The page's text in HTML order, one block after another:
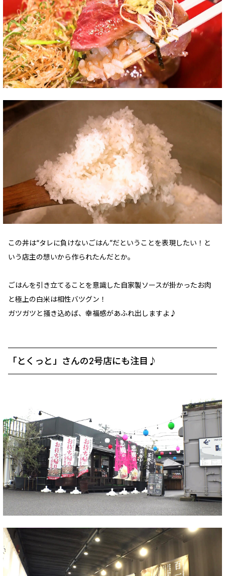
この丼は“タレに負けないごはん”だということを表現したい！と
いう店主の想いから作られたんだとか。
ごはんを引き立てることを意識した自家製ソースが掛かったお肉
と極上の白米は相性バツグン！
ガツガツと掻き込めば、幸福感があふれ出しますよ♪
「とくっと」さんの2号店にも注目♪